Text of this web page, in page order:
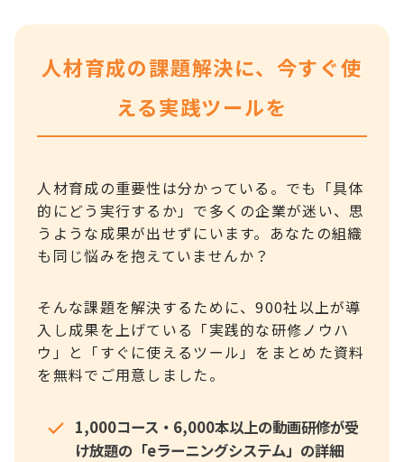
人材育成の課題解決に、今すぐ使
える実践ツールを
人材育成の重要性は分かっている。でも「具体
的にどう実行するか」で多くの企業が迷い、思
うような成果が出せずにいます。あなたの組織
も同じ悩みを抱えていませんか？
そんな課題を解決するために、900社以上が導
入し成果を上げている「実践的な研修ノウハ
ウ」と「すぐに使えるツール」をまとめた資料
を無料でご用意しました。
1,000コース・6,000本以上の動画研修が受
け放題の「eラーニングシステム」の詳細